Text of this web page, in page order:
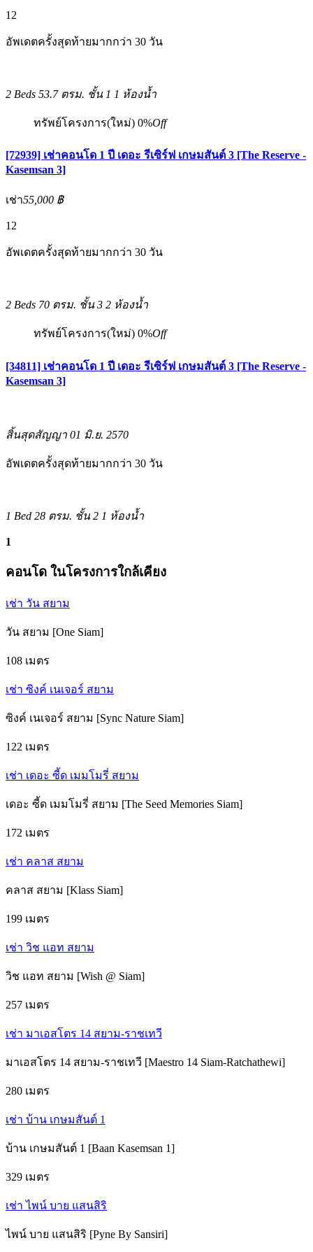
12
อัพเดตครั้งสุดท้ายมากกว่า 30 วัน
2 Beds 53.7 ตรม. ชั้น 1 1 ห้องน้ำ
ทรัพย์โครงการ(ใหม่) 0%Off
[72939] เช่าคอนโด 1 ปี เดอะ รีเซิร์ฟ เกษมสันต์ 3 [The Reserve -
Kasemsan 3]
เช่า55,000 ฿
12
อัพเดตครั้งสุดท้ายมากกว่า 30 วัน
2 Beds 70 ตรม. ชั้น 3 2 ห้องน้ำ
ทรัพย์โครงการ(ใหม่) 0%Off
[34811] เช่าคอนโด 1 ปี เดอะ รีเซิร์ฟ เกษมสันต์ 3 [The Reserve -
Kasemsan 3]
สิ้นสุดสัญญา 01 มิ.ย. 2570
อัพเดตครั้งสุดท้ายมากกว่า 30 วัน
1 Bed 28 ตรม. ชั้น 2 1 ห้องน้ำ
1
คอนโด ในโครงการใกล้เคียง
เช่า วัน สยาม
วัน สยาม [One Siam]
108 เมตร
เช่า ซิงค์ เนเจอร์ สยาม
ซิงค์ เนเจอร์ สยาม [Sync Nature Siam]
122 เมตร
เช่า เดอะ ซี้ด เมมโมรี่ สยาม
เดอะ ซี้ด เมมโมรี่ สยาม [The Seed Memories Siam]
172 เมตร
เช่า คลาส สยาม
คลาส สยาม [Klass Siam]
199 เมตร
เช่า วิช แอท สยาม
วิช แอท สยาม [Wish @ Siam]
257 เมตร
เช่า มาเอสโตร 14 สยาม-ราชเทวี
มาเอสโตร 14 สยาม-ราชเทวี [Maestro 14 Siam-Ratchathewi]
280 เมตร
เช่า บ้าน เกษมสันต์ 1
บ้าน เกษมสันต์ 1 [Baan Kasemsan 1]
329 เมตร
เช่า ไพน์ บาย แสนสิริ
ไพน์ บาย แสนสิริ [Pyne By Sansiri]